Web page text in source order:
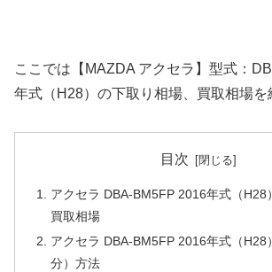
ここでは【MAZDA アクセラ】型式：
年式（H28）の下取り相場、買取相場を
目次
アクセラ DBA-BM5FP 2016年式（H28
買取相場
アクセラ DBA-BM5FP 2016年式（H28
分）方法